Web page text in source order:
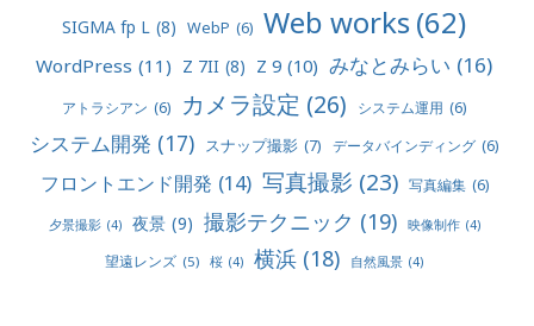
SIGMA fp L (8) WebP (6) Web works(62)
WordPress (11) Z 7II (8) Z 9 (10) みなとみらい (16)
アトラシアン (6) カメラ設定 (26) システム運用 (6)
システム開発 (17) スナップ撮影 (7) データバインディング (6)
フロントエンド開発 (14) 写真撮影 (23) 写真編集 (6)
夕景撮影 (4) 夜景 (9) 撮影テクニック (19) 映像制作 (4)
望遠レンズ (5) 桜 (4) 横浜 (18) 自然風景 (4)